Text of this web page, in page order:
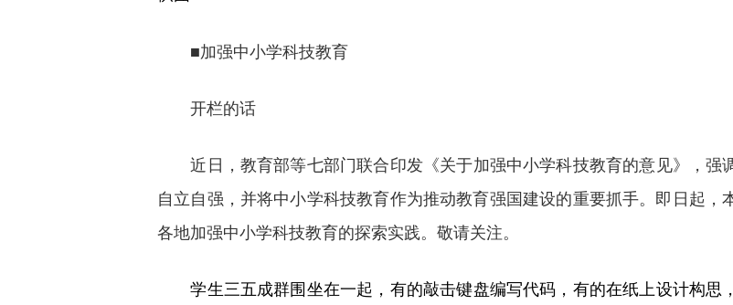
■加强中小学科技教育
开栏的话
近日，教育部等七部门联合印发《关于加强中小学科技教育的意见》，强
自立自强，并将中小学科技教育作为推动教育强国建设的重要抓手。即日起
各地加强中小学科技教育的探索实践。敬请关注。
学生三五成群围坐在一起，有的敲击键盘编写代码，有的在纸上设计构思